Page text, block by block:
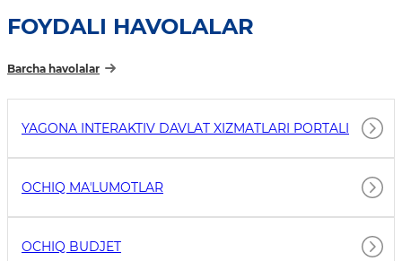
FOYDALI HAVOLALAR
Barcha havolalar
YAGONA INTERAKTIV DAVLAT XIZMATLARI PORTALI
OCHIQ MAʼLUMOTLAR
OCHIQ BUDJET